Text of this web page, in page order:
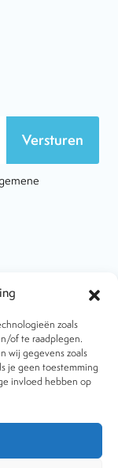
zoals
of te raadplegen.
wij gegevens zoals
je geen toestemming
invloed hebben op
Versturen